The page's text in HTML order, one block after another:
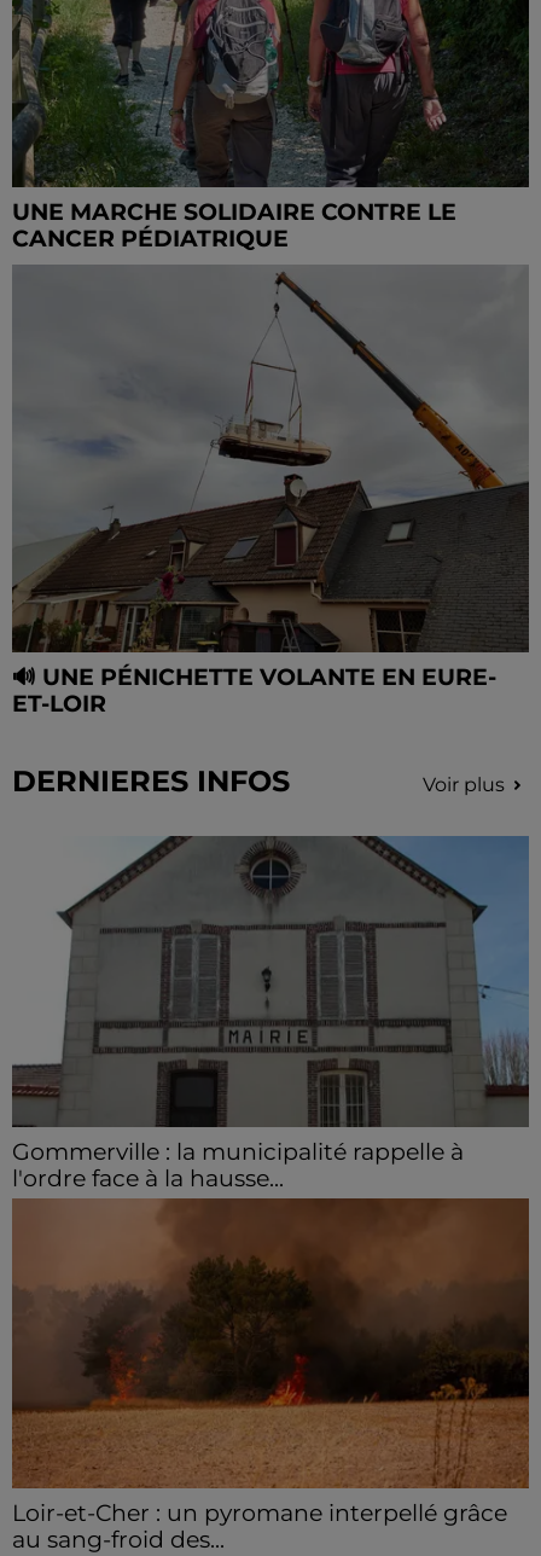
UNE MARCHE SOLIDAIRE CONTRE LE
CANCER PÉDIATRIQUE
🔊 UNE PÉNICHETTE VOLANTE EN EURE-
ET-LOIR
DERNIERES INFOS Voir plus
Gommerville : la municipalité rappelle à
l'ordre face à la hausse...
Incrustation de déchets, déjections sur les sites
hausse des incivilités, la mairie de Gommerville
hausse...
Loir-et-Cher : un pyromane interpellé grâce
au sang-froid des...